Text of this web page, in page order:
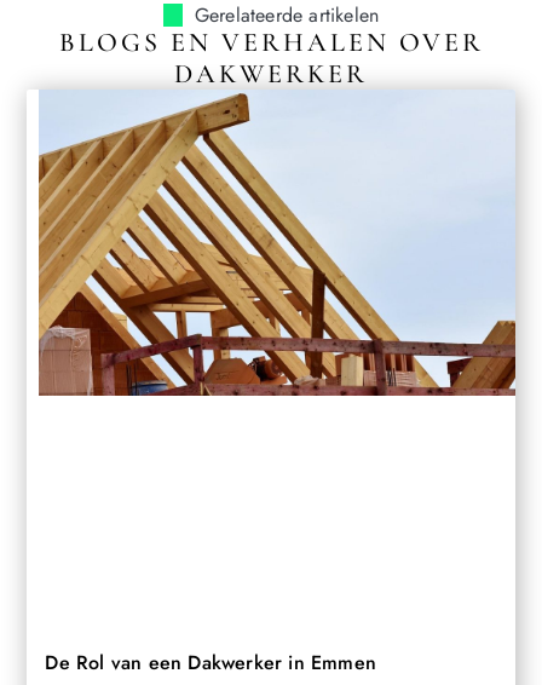
Gerelateerde artikelen
BLOGS EN VERHALEN OVER
DAKWERKER
De Rol van een Dakwerker in Emmen